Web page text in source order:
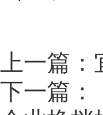
上一篇
下一篇：